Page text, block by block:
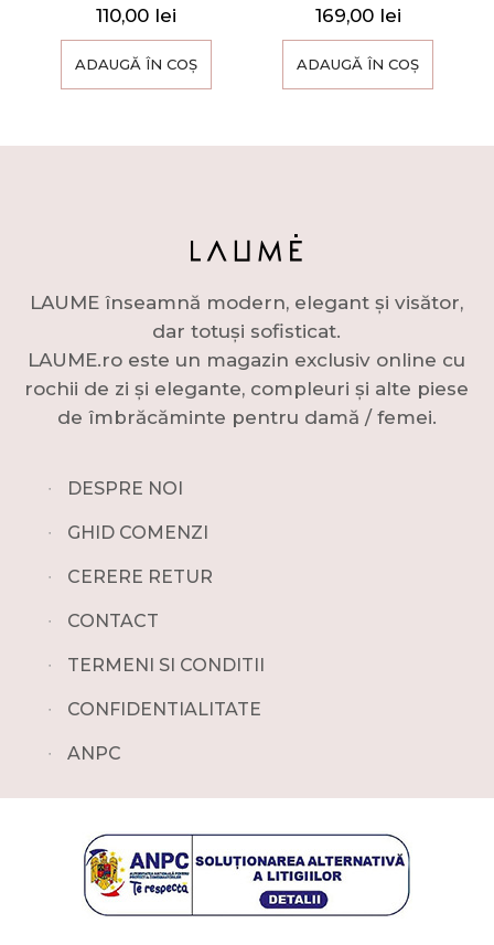
110,00 lei
ADAUGĂ ÎN COȘ
169,00 lei
ADAUGĂ ÎN COȘ
LAUME înseamnă modern, elegant și visător,
dar totuși sofisticat.
LAUME.ro este un magazin exclusiv online cu
rochii de zi și elegante, compleuri și alte piese
de îmbrăcăminte pentru damă / femei.
∙ DESPRE NOI
∙ GHID COMENZI
∙ CERERE RETUR
∙ CONTACT
∙ TERMENI SI CONDITII
∙ CONFIDENTIALITATE
∙ ANPC